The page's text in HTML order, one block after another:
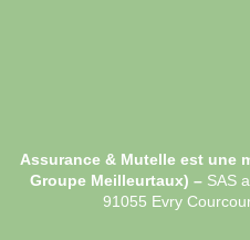
Assurance & Mutelle est une
Groupe Meilleurtaux) – SAS
91055 Evry